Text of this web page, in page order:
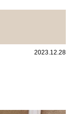
2023.12.28